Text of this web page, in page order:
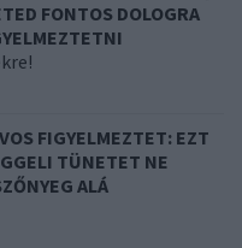
FONTOS DOLOGRA
FIGYELMEZTET: EZT
TÜNETET NE
ALÁ